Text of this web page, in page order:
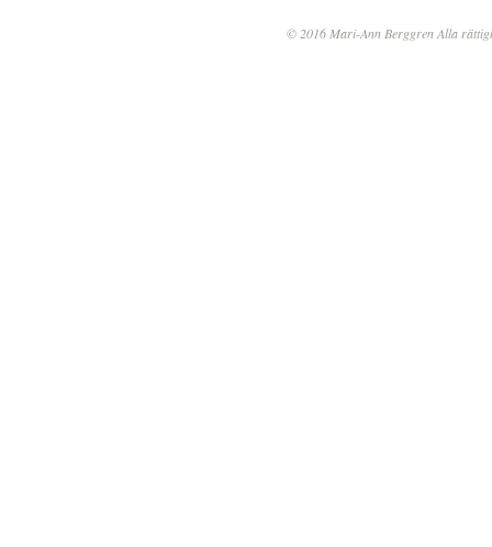
© 2016 Mari-Ann Berggren Alla